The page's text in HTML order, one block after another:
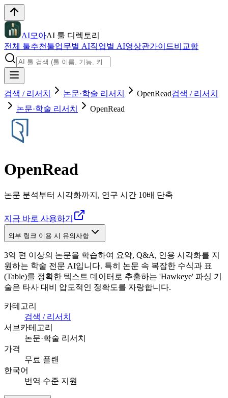
AI모아AI 툴 디렉토리
전체 툴추천툴업무별 AI직업별 AI영상관가이드비교함
검색 / 리서치 논문·학술 리서치 OpenRead검색 / 리서치
논문·학술 리서치
OpenRead
OpenRead
논문 분석부터 시각화까지, 연구 시간 10배 단축
지금 바로 사용하기
외부 링크 이용 시 유의사항
3억 편 이상의 논문을 학습하여 요약, Q&A, 인용 시각화를 지
원하는 학술 전문 AI입니다. 특히 논문 속 복잡한 수식과 표
(Table)를 정확한 텍스트 데이터로 추출하는 'Hawkeye' 파싱 기
술은 타사 대비 압도적인 정확도를 자랑합니다.
카테고리
검색 / 리서치
서브카테고리
논문·학술 리서치
가격
무료 플랜
한국어
번역 수준 지원